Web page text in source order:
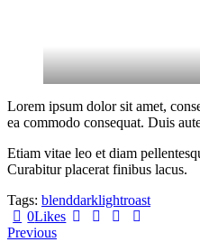
Lorem ipsum dolor sit amet,
ea commodo consequat. Duis
Etiam vitae leo et diam
Curabitur placerat finibus lacus.
Tags: blenddarklightroast
0Likes
Previous